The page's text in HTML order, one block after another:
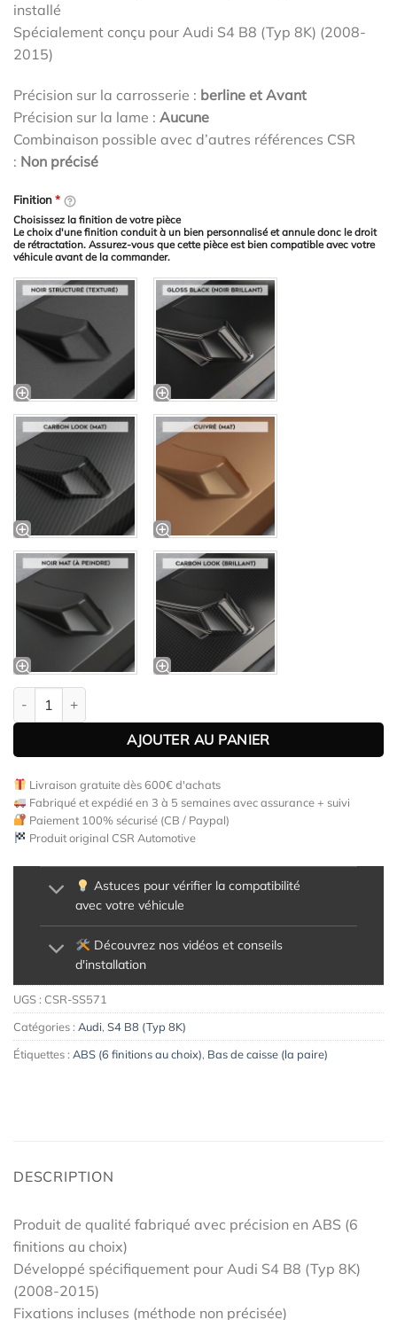
installé
Spécialement conçu pour Audi S4 B8 (Typ 8K) (2008-
2015)
Précision sur la carrosserie : berline et Avant
Précision sur la lame : Aucune
Combinaison possible avec d’autres références CSR
: Non précisé
Finition*
Choisissez la finition de votre pièce
Le choix d'une finition conduit à un bien personnalisé et annule donc le droit
de rétractation. Assurez-vous que cette pièce est bien compatible avec votre
véhicule avant de la commander.
quantité de Bas de caisse (la paire) pour Audi S4 B8 (Typ 8K)
AJOUTER AU PANIER
Livraison gratuite dès 600€ d'achats
Fabriqué et expédié en 3 à 5 semaines avec assurance + suivi
Paiement 100% sécurisé (CB / Paypal)
Produit original CSR Automotive
Astuces pour vérifier la compatibilité
avec votre véhicule
Découvrez nos vidéos et conseils
d'installation
UGS : CSR-SS571
Catégories : Audi, S4 B8 (Typ 8K)
Étiquettes : ABS (6 finitions au choix), Bas de caisse (la paire)
DESCRIPTION
Produit de qualité fabriqué avec précision en ABS (6
finitions au choix)
Développé spécifiquement pour Audi S4 B8 (Typ 8K)
(2008-2015)
Fixations incluses (méthode non précisée)